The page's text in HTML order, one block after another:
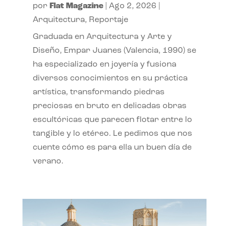
por Flat Magazine| Ago 2, 2026
Arquitectura, Reportaje
Graduada en Arquitectura y Arte y
Diseño, Empar Juanes (Valencia, 1990) se
ha especializado en joyería y fusiona
diversos conocimientos en su práctica
artística, transformando piedras
preciosas en bruto en delicadas obras
escultóricas que parecen flotar entre lo
tangible y lo etéreo. Le pedimos que nos
cuente cómo es para ella un buen día de
verano.